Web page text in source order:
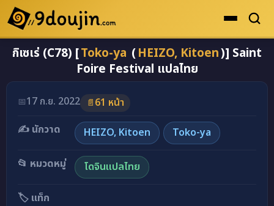
ดูเยอะสุด
คะแนนเยอะสุด
ระดับตำนาน
ยอดนิยม
เรื่องที่เก็บไว้
กิเซเร่ (C78) [Toko-ya (HEIZO, Kitoen)] Saint
Foire Festival แปลไทย
📅17 ก.ย. 2022 📄61 หน้า
✍️ นักวาด
HEIZO, Kitoen Toko-ya
📂 หมวดหมู่ โดจินแปลไทย
🏷️ แท็ก